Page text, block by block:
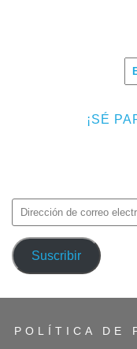
¡SÉ
Dirección
de
correo
electrónico
Suscribir
POLÍTICA DE